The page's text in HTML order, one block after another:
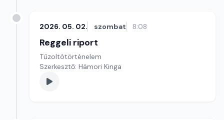
2026. 05. 02. szombat 8:08
Reggeli riport
Tűzoltótörténelem
Szerkesztő: Hámori Kinga